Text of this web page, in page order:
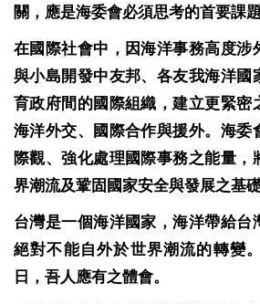
關，應是海委會必須思考的首要課題
在國際社會中，因海洋事務高度涉
與小島開發中友邦、各友我海洋國
育政府間的國際組織，建立更緊密
海洋外交、國際合作與援外。海委
際觀、強化處理國際事務之能量，
界潮流及鞏固國家安全與發展之基礎
台灣是一個海洋國家，海洋帶給台
絕對不能自外於世界潮流的轉變
日，吾人應有之體會。